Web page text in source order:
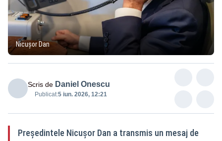
Nicușor Dan
Scris de Daniel Onescu
Publicat:5 iun. 2026, 12:21
Președintele Nicușor Dan a transmis un mesaj de